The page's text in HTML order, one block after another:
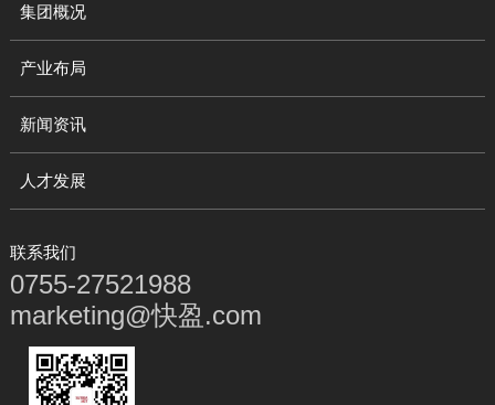
集团概况
产业布局
新闻资讯
人才发展
联系我们
0755-27521988
marketing@快盈.com